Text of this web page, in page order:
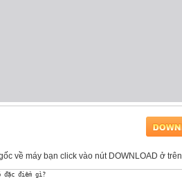
về máy bạn click vào nút DOWNLOAD ở trên
đặc điểm gì?